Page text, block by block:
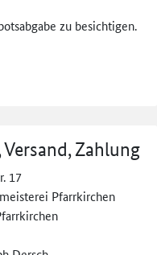
zu besichtigen.
Zahlung
17
Pfarrkirchen